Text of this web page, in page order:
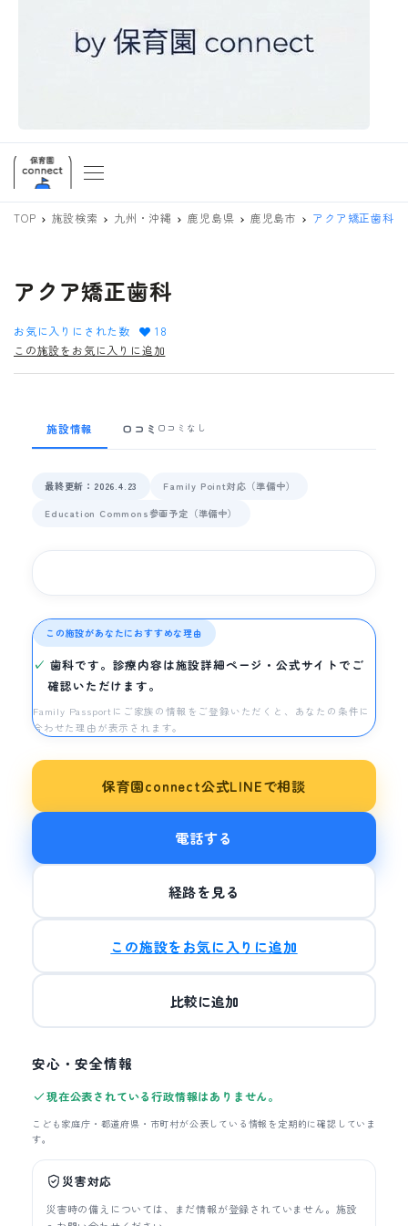
TOP 施設検索 九州・沖縄 鹿児島県 鹿児島市 アクア矯正歯科
アクア矯正歯科
お気に入りにされた数
18
この施設をお気に入りに追加
施設情報 口コミ 口コミなし
最終更新：2026.4.23
Family Point対応（準備中）
Education Commons参画予定（準備中）
この施設があなたにおすすめな理由
歯科です。診療内容は施設詳細ページ・公式サイトでご
確認いただけます。
Family Passportにご家族の情報をご登録いただくと、あなたの条件に
合わせた理由が表示されます。
保育園connect公式LINEで相談
電話する
経路を見る
この施設をお気に入りに追加
比較に追加
安心・安全情報
現在公表されている行政情報はありません。
こども家庭庁・都道府県・市町村が公表している情報を定期的に確認していま
す。
災害対応
災害時の備えについては、まだ情報が登録されていません。施設